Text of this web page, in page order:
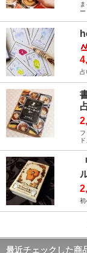
ー
占
初
最近チェックした商